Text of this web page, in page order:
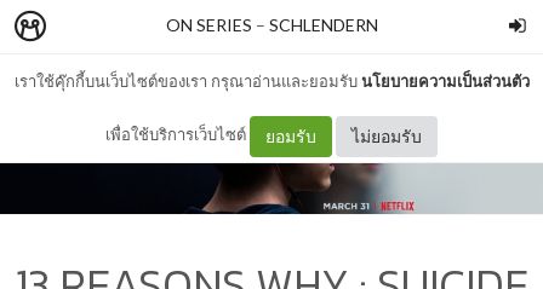
เราใช้คุ๊กกี้บนเว็บไซต์ของเรา กรุณาอ่านและยอมรับนโยบายความเป็นส่วนตัว
เพื่อใช้บริการเว็บไซต์ ยอมรับ ไม่ยอมรับ
ON SERIES – SCHLENDERN